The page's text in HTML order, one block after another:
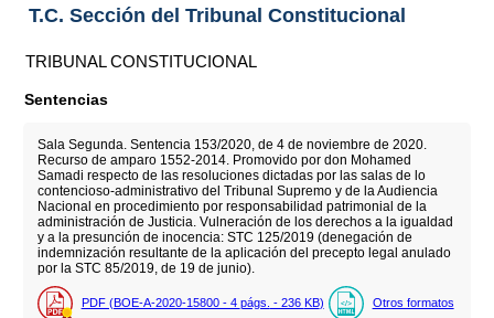
T.C. Sección del Tribunal Constitucional
TRIBUNAL CONSTITUCIONAL
Sentencias
Sala Segunda. Sentencia 153/2020, de 4 de noviembre de 2020.
Recurso de amparo 1552-2014. Promovido por don Mohamed
Samadi respecto de las resoluciones dictadas por las salas de lo
contencioso-administrativo del Tribunal Supremo y de la Audiencia
Nacional en procedimiento por responsabilidad patrimonial de la
administración de Justicia. Vulneración de los derechos a la igualdad
y a la presunción de inocencia: STC 125/2019 (denegación de
indemnización resultante de la aplicación del precepto legal anulado
por la STC 85/2019, de 19 de junio).
PDF (BOE-A-2020-15800 - 4 págs. - 236 KB) Otros formatos